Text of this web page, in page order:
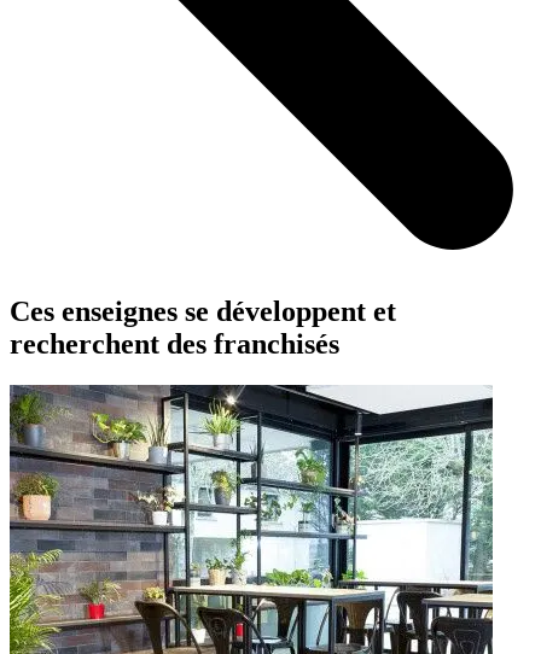
Ces enseignes se développent et
recherchent des franchisés